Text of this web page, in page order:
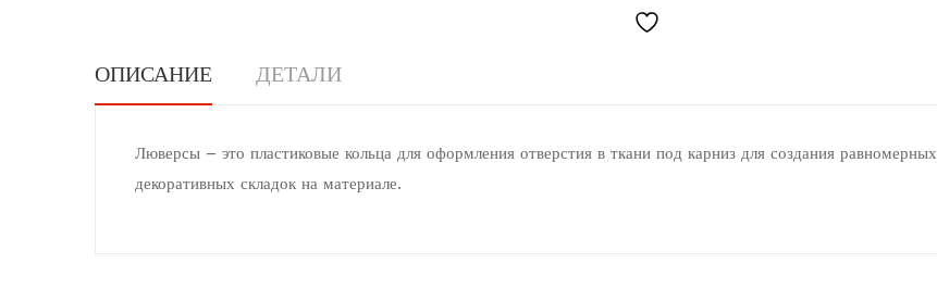
ОПИСАНИЕ ДЕТАЛИ
Люверсы – это пластиковые кольца для оформления отверстия в ткани под карниз для создания равномерных
декоративных складок на материале.